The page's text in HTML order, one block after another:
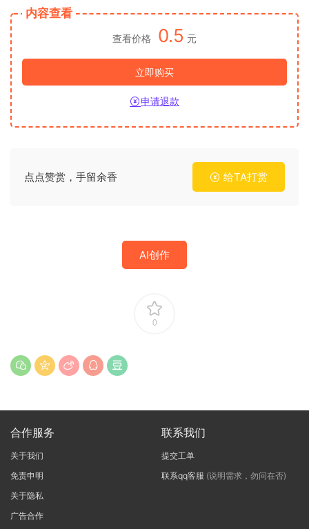
内容查看
查看价格 0.5 元
立即购买
申请退款
点点赞赏，手留余香 给TA打赏
AI创作
0
合作服务
关于我们
免责申明
关于隐私
广告合作
联系我们
提交工单
联系qq客服 (说明需求，勿问在否)